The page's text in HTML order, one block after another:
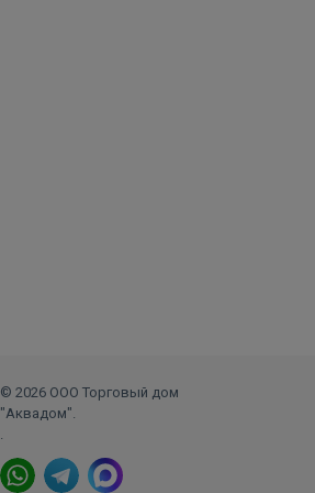
© 2026 ООО Торговый дом
"Аквадом".
.